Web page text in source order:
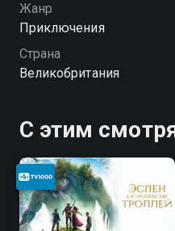
это прыгать в грязных
Посмотреть онлайн 4
вы можете совершенно
качестве на Смотрёшке
Жанр
Приключения
Страна
Великобритания
С этим